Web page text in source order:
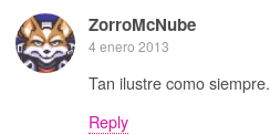
ZorroMcNube
4 enero 2013
Tan ilustre como siempre.
Reply